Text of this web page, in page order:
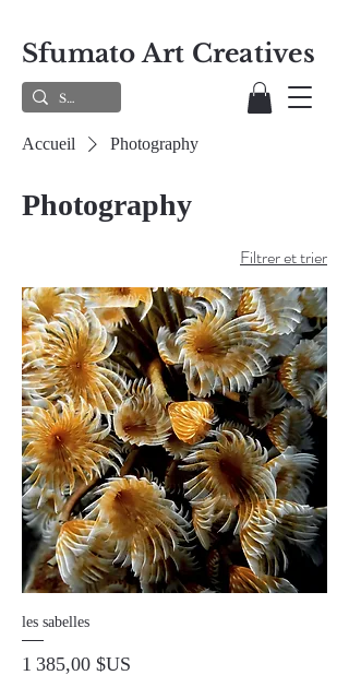
Sfumato Art Creatives
Accueil Photography
Photography
Filtrer et trier
les sabelles
Prix
1 385,00 $US